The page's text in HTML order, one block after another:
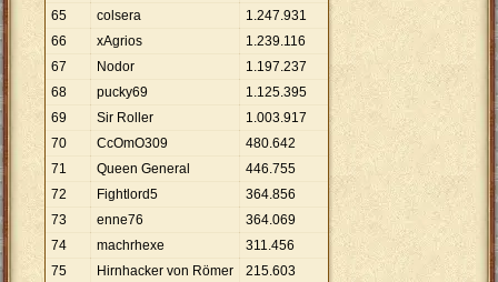
65
colsera 1.247.931
66
xAgrios 1.239.116
67
Nodor 1.197.237
68
pucky69 1.125.395
69
Sir Roller 1.003.917
70
CcOmO309 480.642
71
Queen General 446.755
72
Fightlord5 364.856
73
enne76 364.069
74
machrhexe 311.456
75
Hirnhacker von Römer 215.603